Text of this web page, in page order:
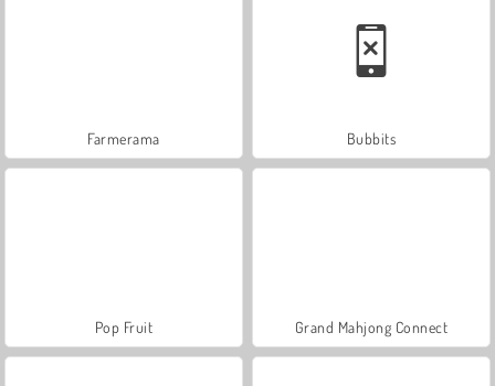
Farmerama Bubbits
Pop Fruit Grand Mahjong Connect